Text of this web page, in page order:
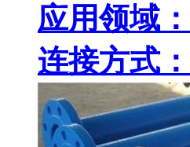
应用领域：
连接方式：